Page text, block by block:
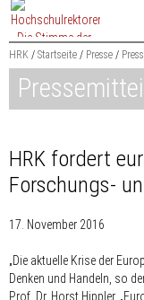
Zum
Content
springen
Suchbegriff
HRK Startseite Presse
HRK fordert
Forschungs-
17. November 2016
„Die aktuelle Krise der
Denken und Handeln, so
Prof. Dr. Horst Hippler.